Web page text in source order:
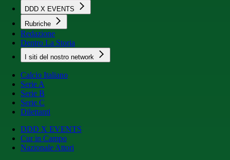
DDD X EVENTS
Rubriche
Redazione
Dentro La Storia
I siti del nostro network
Calcio Italiano
Serie A
Serie B
Serie C
Dilettanti
DDD X EVENTS
Cur in Campo
Nazionale Attori